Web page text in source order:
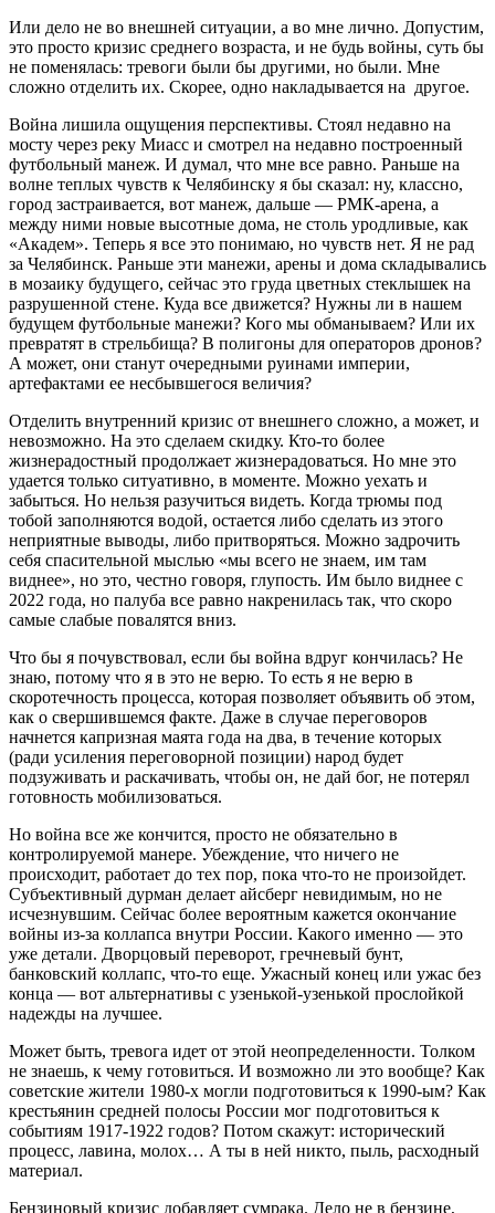
Или дело не во внешней ситуации, а во мне лично. Допустим,
это просто кризис среднего возраста, и не будь войны, суть бы
не поменялась: тревоги были бы другими, но были. Мне
сложно отделить их. Скорее, одно накладывается на другое.
Война лишила ощущения перспективы. Стоял недавно на
мосту через реку Миасс и смотрел на недавно построенный
футбольный манеж. И думал, что мне все равно. Раньше на
волне теплых чувств к Челябинску я бы сказал: ну, классно,
город застраивается, вот манеж, дальше — РМК-арена, а
между ними новые высотные дома, не столь уродливые, как
«Академ». Теперь я все это понимаю, но чувств нет. Я не рад
за Челябинск. Раньше эти манежи, арены и дома складывались
в мозаику будущего, сейчас это груда цветных стеклышек на
разрушенной стене. Куда все движется? Нужны ли в нашем
будущем футбольные манежи? Кого мы обманываем? Или их
превратят в стрельбища? В полигоны для операторов дронов?
А может, они станут очередными руинами империи,
артефактами ее несбывшегося величия?
Отделить внутренний кризис от внешнего сложно, а может, и
невозможно. На это сделаем скидку. Кто-то более
жизнерадостный продолжает жизнерадоваться. Но мне это
удается только ситуативно, в моменте. Можно уехать и
забыться. Но нельзя разучиться видеть. Когда трюмы под
тобой заполняются водой, остается либо сделать из этого
неприятные выводы, либо притворяться. Можно задрочить
себя спасительной мыслью «мы всего не знаем, им там
виднее», но это, честно говоря, глупость. Им было виднее с
2022 года, но палуба все равно накренилась так, что скоро
самые слабые повалятся вниз.
Что бы я почувствовал, если бы война вдруг кончилась? Не
знаю, потому что я в это не верю. То есть я не верю в
скоротечность процесса, которая позволяет объявить об этом,
как о свершившемся факте. Даже в случае переговоров
начнется капризная маята года на два, в течение которых
(ради усиления переговорной позиции) народ будет
подзуживать и раскачивать, чтобы он, не дай бог, не потерял
готовность мобилизоваться.
Но война все же кончится, просто не обязательно в
контролируемой манере. Убеждение, что ничего не
происходит, работает до тех пор, пока что-то не произойдет.
Субъективный дурман делает айсберг невидимым, но не
исчезнувшим. Сейчас более вероятным кажется окончание
войны из-за коллапса внутри России. Какого именно — это
уже детали. Дворцовый переворот, гречневый бунт,
банковский коллапс, что-то еще. Ужасный конец или ужас без
конца — вот альтернативы с узенькой-узенькой прослойкой
надежды на лучшее.
Может быть, тревога идет от этой неопределенности. Толком
не знаешь, к чему готовиться. И возможно ли это вообще? Как
советские жители 1980-х могли подготовиться к 1990-ым? Как
крестьянин средней полосы России мог подготовиться к
событиям 1917-1922 годов? Потом скажут: исторический
процесс, лавина, молох… А ты в ней никто, пыль, расходный
материал.
Бензиновый кризис добавляет сумрака. Дело не в бензине,